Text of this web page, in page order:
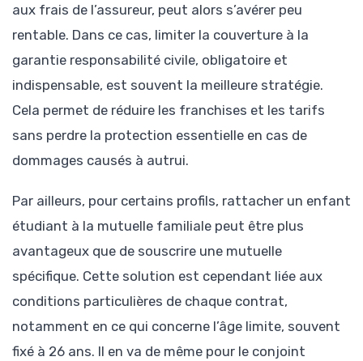
aux frais de l’assureur, peut alors s’avérer peu
rentable. Dans ce cas, limiter la couverture à la
garantie responsabilité civile, obligatoire et
indispensable, est souvent la meilleure stratégie.
Cela permet de réduire les franchises et les tarifs
sans perdre la protection essentielle en cas de
dommages causés à autrui.
Par ailleurs, pour certains profils, rattacher un enfant
étudiant à la mutuelle familiale peut être plus
avantageux que de souscrire une mutuelle
spécifique. Cette solution est cependant liée aux
conditions particulières de chaque contrat,
notamment en ce qui concerne l’âge limite, souvent
fixé à 26 ans. Il en va de même pour le conjoint